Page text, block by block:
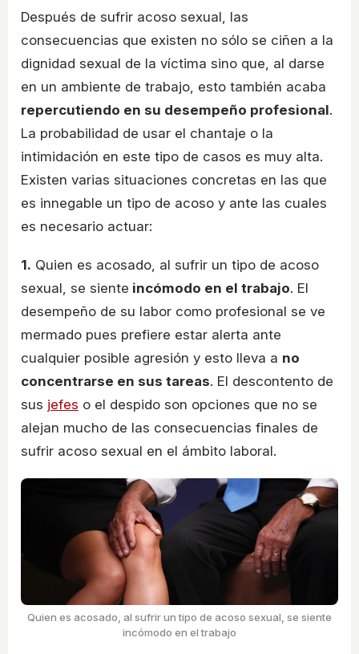
Después de sufrir acoso sexual, las
consecuencias que existen no sólo se ciñen a la
dignidad sexual de la víctima sino que, al darse
en un ambiente de trabajo, esto también acaba
repercutiendo en su desempeño profesional.
La probabilidad de usar el chantaje o la
intimidación en este tipo de casos es muy alta.
Existen varias situaciones concretas en las que
es innegable un tipo de acoso y ante las cuales
es necesario actuar:
1. Quien es acosado, al sufrir un tipo de acoso
sexual, se siente incómodo en el trabajo. El
desempeño de su labor como profesional se ve
mermado pues prefiere estar alerta ante
cualquier posible agresión y esto lleva a no
concentrarse en sus tareas. El descontento de
sus jefes o el despido son opciones que no se
alejan mucho de las consecuencias finales de
sufrir acoso sexual en el ámbito laboral.
Quien es acosado, al sufrir un tipo de acoso sexual, se siente
incómodo en el trabajo